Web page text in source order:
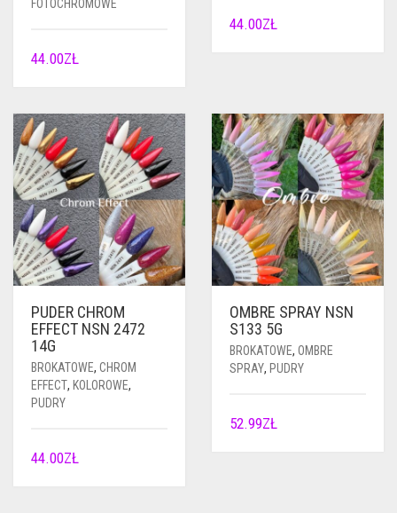
FOTOCHROMOWE
44.00ZŁ
44.00ZŁ
PUDER CHROM
EFFECT NSN 2472
14G
BROKATOWE, CHROM
EFFECT, KOLOROWE,
PUDRY
44.00ZŁ
OMBRE SPRAY NSN
S133 5G
BROKATOWE, OMBRE
SPRAY, PUDRY
52.99ZŁ